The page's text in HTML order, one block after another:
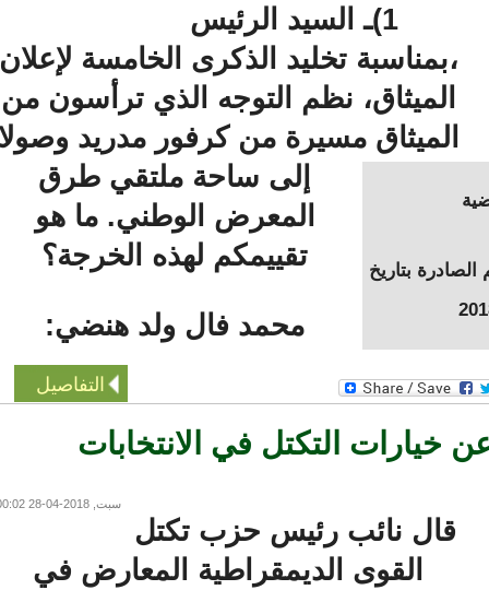
بتاريخ
1)ـ السيد الرئيس
،بمناسبة تخليد الذكرى الخامسة لإعلان
الميثاق، نظم التوجه الذي ترأسون من
الميثاق مسيرة من كرفور مدريد وصولا
إلى ساحة ملتقي طرق
المعرض الوطني. ما هو
تقييمكم لهذه الخرجة؟
محمد فال ولد هنضي:
التفاصيل
التكتل في الانتخابات
سبت, 2018-04-28 00:02
قال نائب رئيس حزب تكتل
القوى الديمقراطية المعارض في